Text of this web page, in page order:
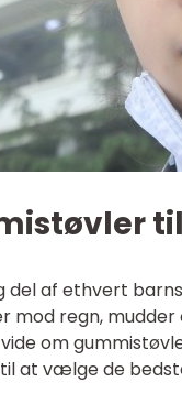
af ethvert
regn, mudder
om
at vælge de